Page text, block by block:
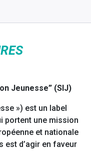
Jeunesse” (SIJ)
») est un label
portent une mission
et nationale
est d’agir en faveur